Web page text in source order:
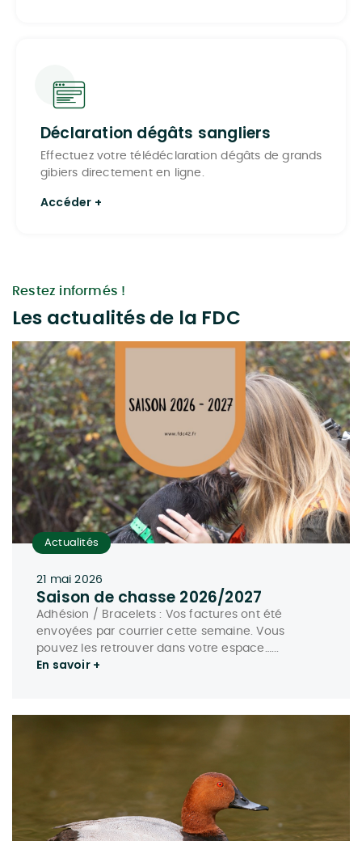
Déclaration dégâts sangliers
Effectuez votre télédéclaration dégâts de grands
gibiers directement en ligne.
Accéder +
Restez informés !
Les actualités de la FDC
Actualités
21 mai 2026
Saison de chasse 2026/2027
Adhésion / Bracelets : Vos factures ont été
envoyées par courrier cette semaine. Vous
pouvez les retrouver dans votre espace…...
En savoir +